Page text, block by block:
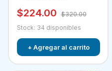
$224.00
$320.00
Stock: 34 disponibles
+ Agregar al carrito